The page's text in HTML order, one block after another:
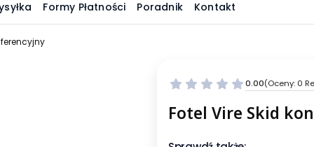
Formy Płatności Poradnik Kontakt
0.00(Oceny: 0
Fotel Vire Skid